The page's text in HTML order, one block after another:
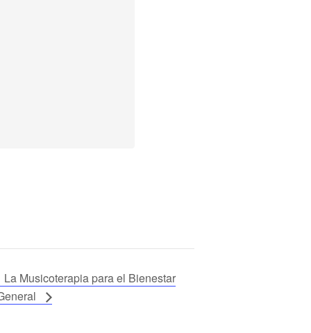
La Musicoterapia para el Bienestar